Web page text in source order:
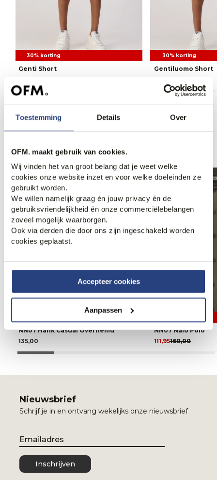
Toestemming Details Over
OFM. maakt gebruik van cookies.
Wij vinden het van groot belang dat je weet welke
cookies onze website inzet en voor welke doeleinden ze
gebruikt worden.
We willen namelijk graag én jouw privacy én de
gebruiksvriendelijkheid én onze commerciëlebelangen
zoveel mogelijk waarborgen.
Ook via derden die door ons zijn ingeschakeld worden
cookies geplaatst.
Accepteer cookies
Aanpassen
30% korting
Genti Short
30% korting
Gentiluomo Short
NN07 Hank Casual Overhemd
135,00
NN07 Nalo Polo
160,00
111,95
Nieuwsbrief
Schrijf je in en ontvang wekelijks onze nieuwsbrief
Email
Inschrijven